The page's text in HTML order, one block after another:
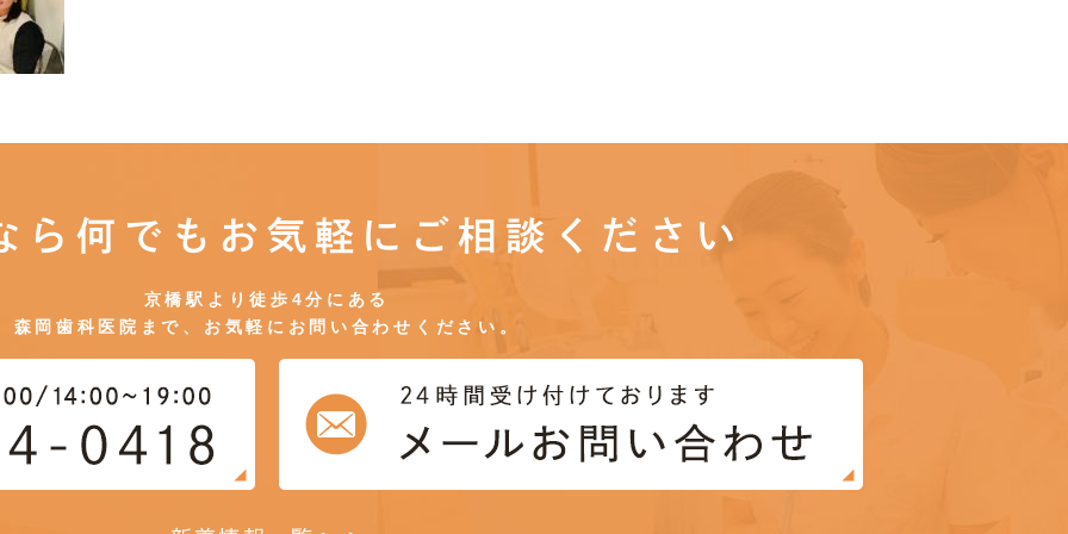
ら何でもお気軽にご相談ください
京橋駅より徒歩4分にある
森岡歯科医院まで、お気軽にお問い合わせください。